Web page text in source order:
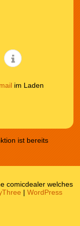
im Laden
ist bereits
comicdealer welches
|WordPress